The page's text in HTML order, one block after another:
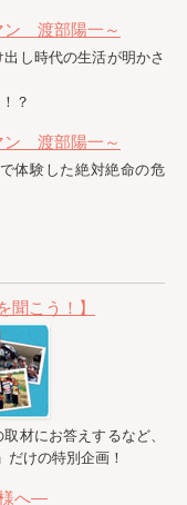
ン 渡部陽一～
？
ン 渡部陽一～
こう！】
けの特別企画！
へ―